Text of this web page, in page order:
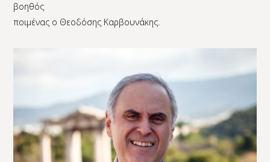
βοηθός
ποιμένας ο Θεοδόσης Καρβουνάκης.